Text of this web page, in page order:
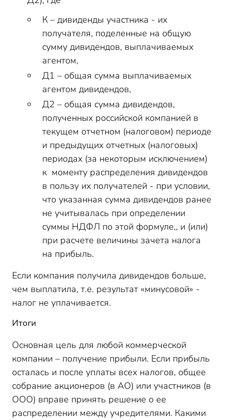
К – дивиденды участника - их
получателя, поделенные на общую
сумму дивидендов, выплачиваемых
агентом,
Д1 – общая сумма выплачиваемых
агентом дивидендов,
Д2 – общая сумма дивидендов,
полученных российской компанией в
текущем отчетном (налоговом) периоде
и предыдущих отчетных (налоговых)
периодах (за некоторым исключением)
к моменту распределения дивидендов
в пользу их получателей - при условии,
что указанная сумма дивидендов ранее
не учитывалась при определении
суммы НДФЛ по этой формуле,, и (или)
при расчете величины зачета налога
на прибыль.
Если компания получила дивидендов больше,
чем выплатила, т.е. результат «минусовой» -
налог не уплачивается.
Итоги
Основная цель для любой коммерческой
компании – получение прибыли. Если прибыль
осталась и после уплаты всех налогов, общее
собрание акционеров (в АО) или участников (в
ООО) вправе принять решение о ее
распределении между учредителями. Какими